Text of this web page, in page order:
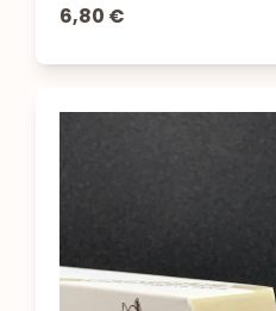
6,80 €